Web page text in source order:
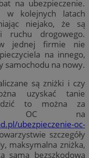
na ubezpieczenie.
w kolejnych latach
niejako, że są
ruchu drogowego.
jednej firmie nie
na innego,
samochodu na nowy.
są zniżki i czy
uzyskać tanie
to można za
OC na
ubezpieczenie-oc-
szczegóły
maksymalna zniżka,
samą bezszkodową